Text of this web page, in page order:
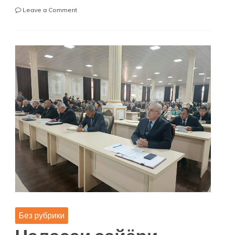
Leave a Commenton
модар
07.03.2026
Без рубрики